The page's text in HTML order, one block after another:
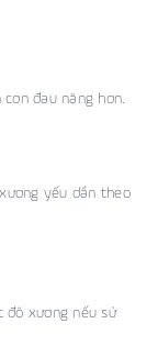
đau nặng hơn.
yếu dần theo
độ xương nếu sử